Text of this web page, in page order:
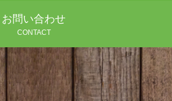
お問い合わせ
CONTACT